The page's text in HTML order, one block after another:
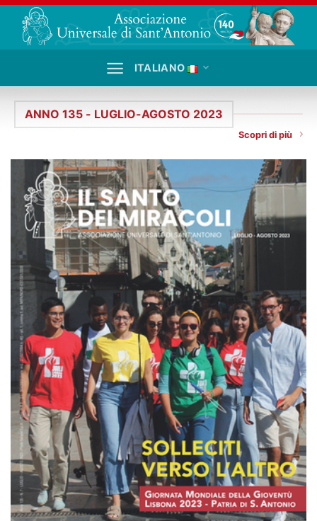
Salta
contenuti
ITALIANO
ANNO 135 - LUGLIO-AGOSTO 2023
Scopri di più